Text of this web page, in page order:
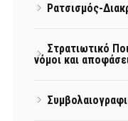
Ρατσισμός-
Στρατιωτικό
νόμοι και